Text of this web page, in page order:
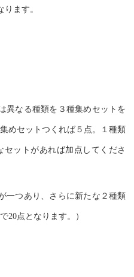
ます。
異なる種類を３種集めセットを
めセットつくれば５点。１種類
ットがあれば加点してくださ
一つあり、さらに新たな２種類
20点となります。）